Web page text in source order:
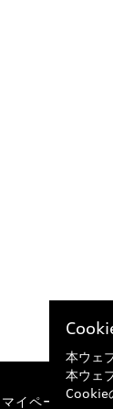
マイページ 特
本ウェ
本ウェ
Cookie